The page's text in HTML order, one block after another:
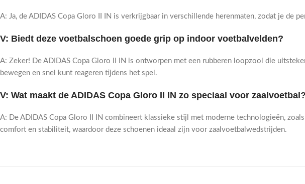
A: Ja, de ADIDAS Copa Gloro II IN is verkrijgbaar in verschillende herenmaten, zodat je
V: Biedt deze voetbalschoen goede grip op indoor voetbalvelden?
A: Zeker! De ADIDAS Copa Gloro II IN is ontworpen met een rubberen loopzool die
bewegen en snel kunt reageren tijdens het spel.
V: Wat maakt de ADIDAS Copa Gloro II IN zo speciaal voor zaalvoetbal?
A: De ADIDAS Copa Gloro II IN combineert klassieke stijl met moderne technologieën,
comfort en stabiliteit, waardoor deze schoenen ideaal zijn voor zaalvoetbalwedstrijden.